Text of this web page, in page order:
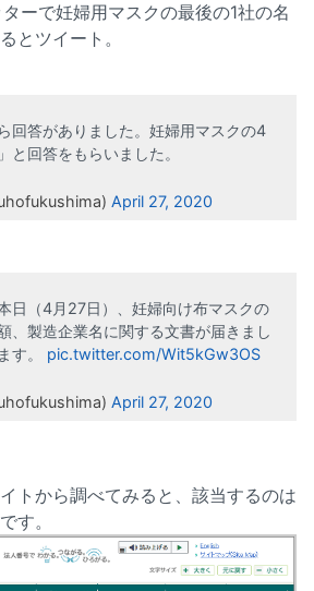
ーで妊婦用マスクの最後の1社の名
とツイート。
回答がありました。妊婦用マスクの4
と回答をもらいました。
April 27, 2020
日（4月27日）、妊婦向け布マスクの
、製造企業名に関する文書が届きまし
す。 pic.twitter.com/Wit5kGw3OS
April 27, 2020
トから調べてみると、該当するのは
です。